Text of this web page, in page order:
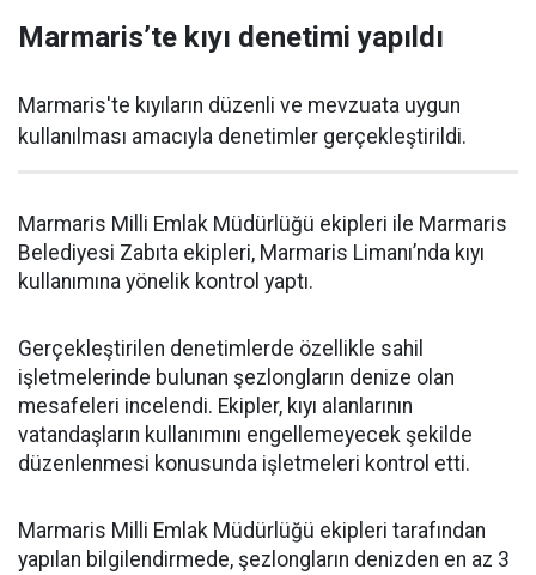
Marmaris’te kıyı denetimi yapıldı
Marmaris'te kıyıların düzenli ve mevzuata uygun
kullanılması amacıyla denetimler gerçekleştirildi.
Marmaris Milli Emlak Müdürlüğü ekipleri ile Marmaris
Belediyesi Zabıta ekipleri, Marmaris Limanı’nda kıyı
kullanımına yönelik kontrol yaptı.
Gerçekleştirilen denetimlerde özellikle sahil
işletmelerinde bulunan şezlongların denize olan
mesafeleri incelendi. Ekipler, kıyı alanlarının
vatandaşların kullanımını engellemeyecek şekilde
düzenlenmesi konusunda işletmeleri kontrol etti.
Marmaris Milli Emlak Müdürlüğü ekipleri tarafından
yapılan bilgilendirmede, şezlongların denizden en az 3